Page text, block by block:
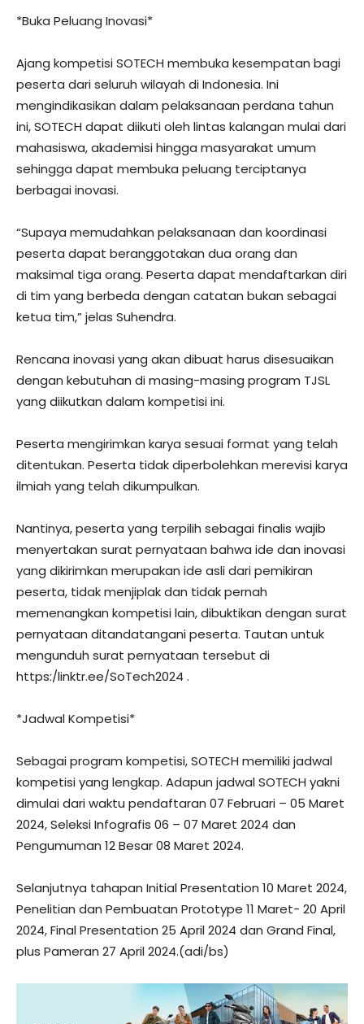
*Buka Peluang Inovasi*
Ajang kompetisi SOTECH membuka kesempatan bagi
peserta dari seluruh wilayah di Indonesia. Ini
mengindikasikan dalam pelaksanaan perdana tahun
ini, SOTECH dapat diikuti oleh lintas kalangan mulai dari
mahasiswa, akademisi hingga masyarakat umum
sehingga dapat membuka peluang terciptanya
berbagai inovasi.
“Supaya memudahkan pelaksanaan dan koordinasi
peserta dapat beranggotakan dua orang dan
maksimal tiga orang. Peserta dapat mendaftarkan diri
di tim yang berbeda dengan catatan bukan sebagai
ketua tim,” jelas Suhendra.
Rencana inovasi yang akan dibuat harus disesuaikan
dengan kebutuhan di masing-masing program TJSL
yang diikutkan dalam kompetisi ini.
Peserta mengirimkan karya sesuai format yang telah
ditentukan. Peserta tidak diperbolehkan merevisi karya
ilmiah yang telah dikumpulkan.
Nantinya, peserta yang terpilih sebagai finalis wajib
menyertakan surat pernyataan bahwa ide dan inovasi
yang dikirimkan merupakan ide asli dari pemikiran
peserta, tidak menjiplak dan tidak pernah
memenangkan kompetisi lain, dibuktikan dengan surat
pernyataan ditandatangani peserta. Tautan untuk
mengunduh surat pernyataan tersebut di
https:/linktr.ee/SoTech2024 .
*Jadwal Kompetisi*
Sebagai program kompetisi, SOTECH memiliki jadwal
kompetisi yang lengkap. Adapun jadwal SOTECH yakni
dimulai dari waktu pendaftaran 07 Februari – 05 Maret
2024, Seleksi Infografis 06 – 07 Maret 2024 dan
Pengumuman 12 Besar 08 Maret 2024.
Selanjutnya tahapan Initial Presentation 10 Maret 2024,
Penelitian dan Pembuatan Prototype 11 Maret- 20 April
2024, Final Presentation 25 April 2024 dan Grand Final,
plus Pameran 27 April 2024.(adi/bs)